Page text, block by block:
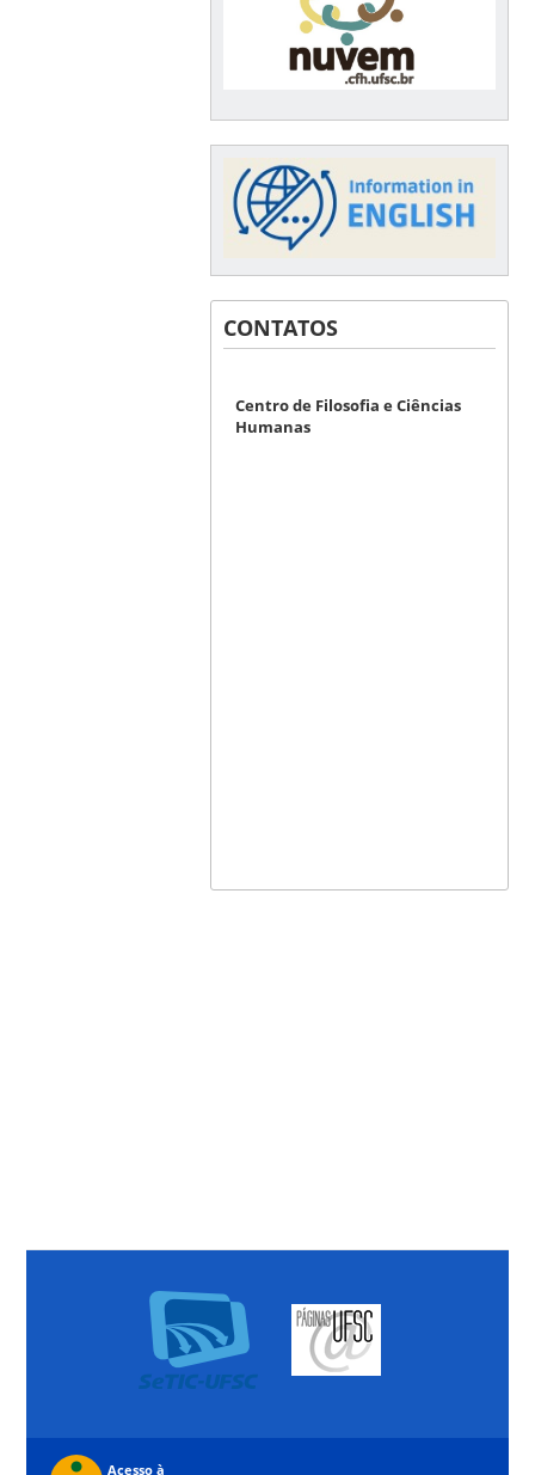
CONTATOS
Centro de Filosofia e Ciências
Humanas